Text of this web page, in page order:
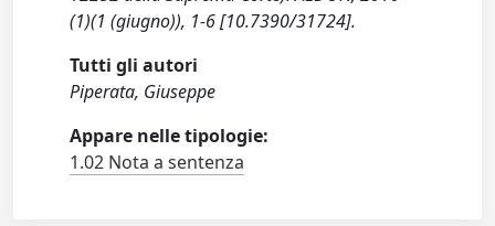
(1)(1 (giugno)), 1-6 [10.7390/31724].
Tutti gli autori
Piperata, Giuseppe
Appare nelle tipologie:
1.02 Nota a sentenza